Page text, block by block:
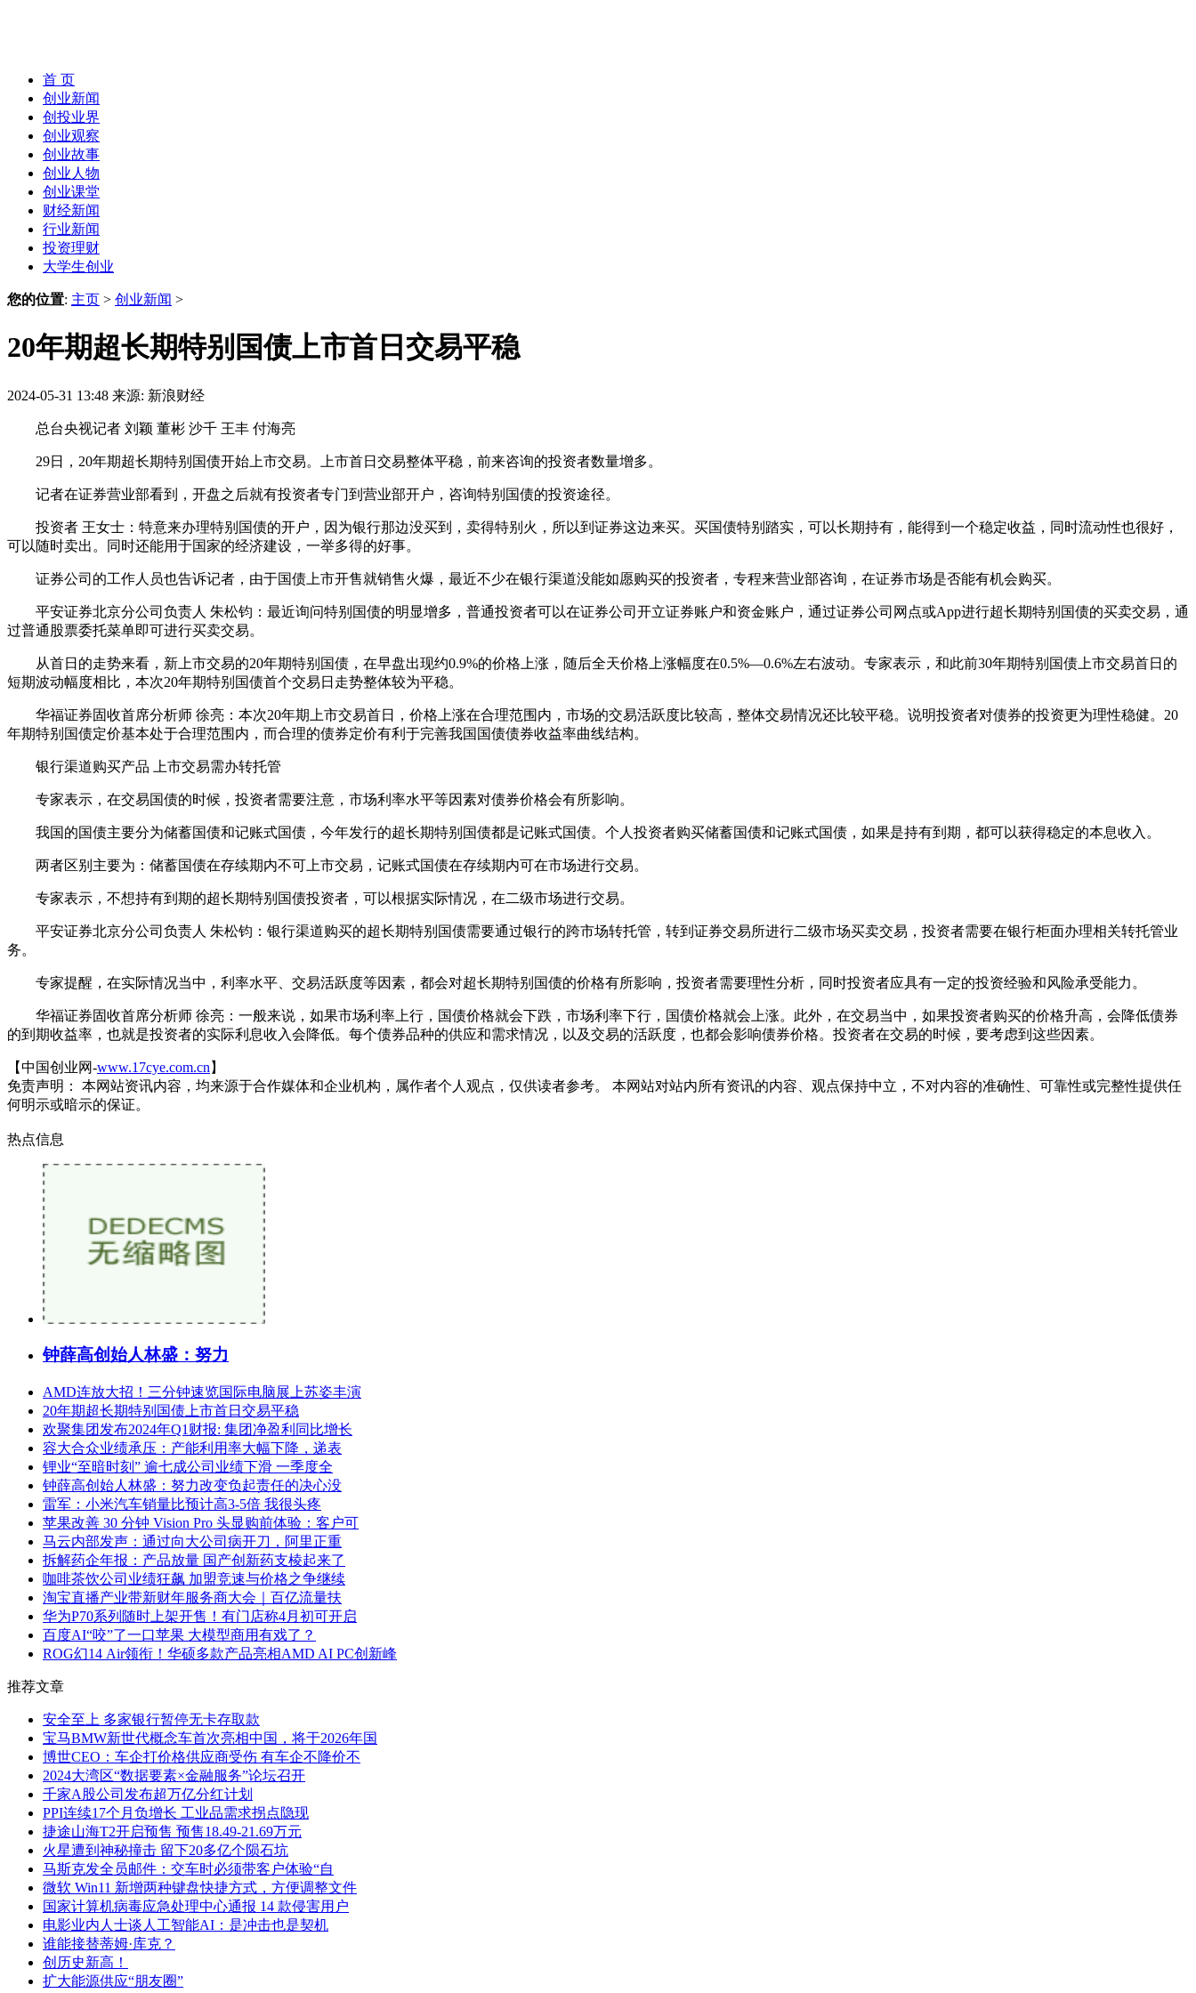
首 页
创业新闻
创投业界
创业观察
创业故事
创业人物
创业课堂
财经新闻
行业新闻
投资理财
大学生创业
您的位置: 主页 > 创业新闻 >
20年期超长期特别国债上市首日交易平稳
2024-05-31 13:48 来源: 新浪财经
总台央视记者 刘颖 董彬 沙千 王丰 付海亮
29日，20年期超长期特别国债开始上市交易。上市首日交易整体平稳，前来咨询的投资者数量增多。
记者在证券营业部看到，开盘之后就有投资者专门到营业部开户，咨询特别国债的投资途径。
投资者 王女士：特意来办理特别国债的开户，因为银行那边没买到，卖得特别火，所以到证券这边来买。买国债特别踏实，可以长期持有，能得到一个稳定收益，同时流动性也很好，
可以随时卖出。同时还能用于国家的经济建设，一举多得的好事。
证券公司的工作人员也告诉记者，由于国债上市开售就销售火爆，最近不少在银行渠道没能如愿购买的投资者，专程来营业部咨询，在证券市场是否能有机会购买。
平安证券北京分公司负责人 朱松钧：最近询问特别国债的明显增多，普通投资者可以在证券公司开立证券账户和资金账户，通过证券公司网点或App进行超长期特别国债的买卖交易，通
过普通股票委托菜单即可进行买卖交易。
从首日的走势来看，新上市交易的20年期特别国债，在早盘出现约0.9%的价格上涨，随后全天价格上涨幅度在0.5%—0.6%左右波动。专家表示，和此前30年期特别国债上市交易首日的
短期波动幅度相比，本次20年期特别国债首个交易日走势整体较为平稳。
华福证券固收首席分析师 徐亮：本次20年期上市交易首日，价格上涨在合理范围内，市场的交易活跃度比较高，整体交易情况还比较平稳。说明投资者对债券的投资更为理性稳健。20
年期特别国债定价基本处于合理范围内，而合理的债券定价有利于完善我国国债债券收益率曲线结构。
银行渠道购买产品 上市交易需办转托管
专家表示，在交易国债的时候，投资者需要注意，市场利率水平等因素对债券价格会有所影响。
我国的国债主要分为储蓄国债和记账式国债，今年发行的超长期特别国债都是记账式国债。个人投资者购买储蓄国债和记账式国债，如果是持有到期，都可以获得稳定的本息收入。
两者区别主要为：储蓄国债在存续期内不可上市交易，记账式国债在存续期内可在市场进行交易。
专家表示，不想持有到期的超长期特别国债投资者，可以根据实际情况，在二级市场进行交易。
平安证券北京分公司负责人 朱松钧：银行渠道购买的超长期特别国债需要通过银行的跨市场转托管，转到证券交易所进行二级市场买卖交易，投资者需要在银行柜面办理相关转托管业
务。
专家提醒，在实际情况当中，利率水平、交易活跃度等因素，都会对超长期特别国债的价格有所影响，投资者需要理性分析，同时投资者应具有一定的投资经验和风险承受能力。
华福证券固收首席分析师 徐亮：一般来说，如果市场利率上行，国债价格就会下跌，市场利率下行，国债价格就会上涨。此外，在交易当中，如果投资者购买的价格升高，会降低债券
的到期收益率，也就是投资者的实际利息收入会降低。每个债券品种的供应和需求情况，以及交易的活跃度，也都会影响债券价格。投资者在交易的时候，要考虑到这些因素。
【中国创业网-www.17cye.com.cn 】
免责声明： 本网站资讯内容，均来源于合作媒体和企业机构，属作者个人观点，仅供读者参考。 本网站对站内所有资讯的内容、观点保持中立，不对内容的准确性、可靠性或完整性提供任
何明示或暗示的保证。
热点信息
钟薛高创始人林盛：努力
AMD连放大招！三分钟速览国际电脑展上苏姿丰演
20年期超长期特别国债上市首日交易平稳
欢聚集团发布2024年Q1财报: 集团净盈利同比增长
容大合众业绩承压：产能利用率大幅下降，递表
锂业“至暗时刻” 逾七成公司业绩下滑 一季度全
钟薛高创始人林盛：努力改变负起责任的决心没
雷军：小米汽车销量比预计高3-5倍 我很头疼
苹果改善 30 分钟 Vision Pro 头显购前体验：客户可
马云内部发声：通过向大公司病开刀，阿里正重
拆解药企年报：产品放量 国产创新药支棱起来了
咖啡茶饮公司业绩狂飙 加盟竞速与价格之争继续
淘宝直播产业带新财年服务商大会｜百亿流量扶
华为P70系列随时上架开售！有门店称4月初可开启
百度AI“咬”了一口苹果 大模型商用有戏了？
ROG幻14 Air领衔！华硕多款产品亮相AMD AI PC创新峰
推荐文章
安全至上 多家银行暂停无卡存取款
宝马BMW新世代概念车首次亮相中国，将于2026年国
博世CEO：车企打价格供应商受伤 有车企不降价不
2024大湾区“数据要素×金融服务”论坛召开
千家A股公司发布超万亿分红计划
PPI连续17个月负增长 工业品需求拐点隐现
捷途山海T2开启预售 预售18.49-21.69万元
火星遭到神秘撞击 留下20多亿个陨石坑
马斯克发全员邮件：交车时必须带客户体验“自
微软 Win11 新增两种键盘快捷方式，方便调整文件
国家计算机病毒应急处理中心通报 14 款侵害用户
电影业内人士谈人工智能AI：是冲击也是契机
谁能接替蒂姆·库克？
创历史新高！
扩大能源供应“朋友圈”